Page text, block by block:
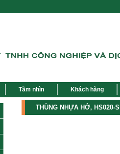
Tầm nhìn Khách hàng
THÙNG NHỰA HỞ, HS020-